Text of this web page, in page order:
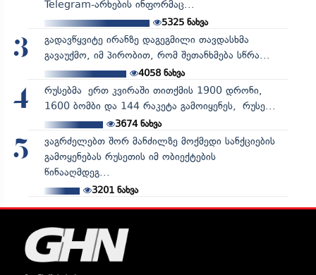
Telegram-არხების ინფორმაც...
5325ნახვა
3
გადავწყვიტე ირანზე დაგეგმილი თავდასხმა
გავაუქმო, იმ პირობით, რომ შეთანხმება სწრა...
4058ნახვა
4
რუსებმა ერთ კვირაში თითქმის 1900 დრონი,
1600 ბომბი და 144 რაკეტა გამოიყენეს, რუსე...
3674ნახვა
5
ვაგრძელებთ შორ მანძილზე მოქმედი სანქციების
გამოყენებას რუსეთის იმ ობიექტების
წინააღმდეგ...
3201ნახვა